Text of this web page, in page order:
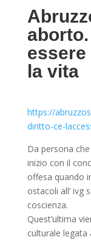
essere
la vita
https://
diritto-ce-
Da persona
inizio con il
offesa quando
ostacoli all’ ivg
coscienza.
Quest’ultima
culturale legata